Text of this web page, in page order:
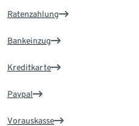
Ratenzahlung
Bankeinzug
Kreditkarte
Paypal
Vorauskasse